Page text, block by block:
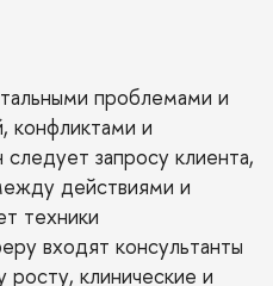
проблемами и
конфликтами и
запросу клиента,
действиями и
техники
входят консультанты
клинические и